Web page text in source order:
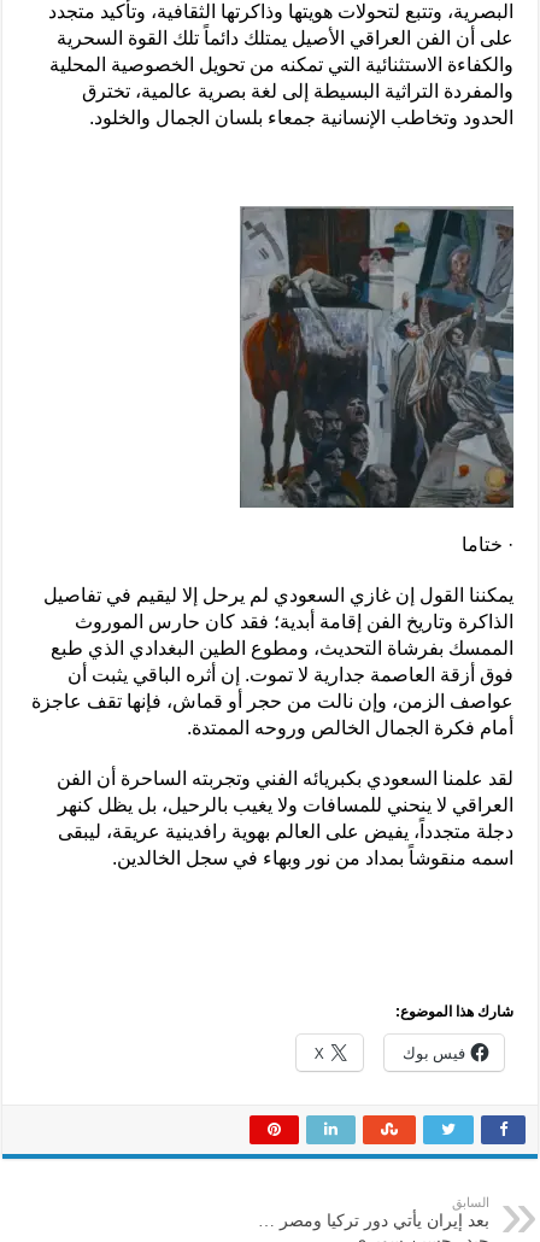
البصرية، وتتبع لتحولات هويتها وذاكرتها الثقافية، وتأكيد متجدد
على أن الفن العراقي الأصيل يمتلك دائماً تلك القوة السحرية
والكفاءة الاستثنائية التي تمكنه من تحويل الخصوصية المحلية
والمفردة التراثية البسيطة إلى لغة بصرية عالمية، تخترق
الحدود وتخاطب الإنسانية جمعاء بلسان الجمال والخلود.
· ختاما
يمكننا القول إن غازي السعودي لم يرحل إلا ليقيم في تفاصيل
الذاكرة وتاريخ الفن إقامة أبدية؛ فقد كان حارس الموروث
الممسك بفرشاة التحديث، ومطوع الطين البغدادي الذي طبع
فوق أزقة العاصمة جدارية لا تموت. إن أثره الباقي يثبت أن
عواصف الزمن، وإن نالت من حجر أو قماش، فإنها تقف عاجزة
أمام فكرة الجمال الخالص وروحه الممتدة.
لقد علمنا السعودي بكبريائه الفني وتجربته الساحرة أن الفن
العراقي لا ينحني للمسافات ولا يغيب بالرحيل، بل يظل كنهر
دجلة متجدداً، يفيض على العالم بهوية رافدينية عريقة، ليبقى
اسمه منقوشاً بمداد من نور وبهاء في سجل الخالدين.
شارك هذا الموضوع:
فيس بوك X
السابق
بعد إيران يأتي دور تركيا ومصر …